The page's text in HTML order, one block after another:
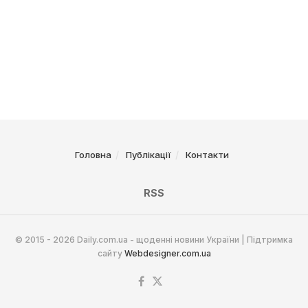
Головна Публікації Контакти
RSS
© 2015 - 2026 Daily.com.ua - щоденні новини України | Підтримка
сайту Webdesigner.com.ua